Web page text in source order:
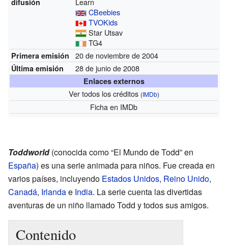
CBeebies
TVOKids
Star Utsav
TG4
Primera emisión 20 de noviembre de 2004
Última emisión 28 de junio de 2008
Enlaces externos
Ver todos los créditos (IMDb)
Fichaen IMDb
Toddworld(conocida como “El Mundo de Todd” en
España) es una serie animada para niños. Fue creada en
varios países, incluyendo Estados Unidos, Reino Unido,
Canadá, Irlandae India. La serie cuenta las divertidas
aventuras de un niño llamado Todd y todos sus amigos.
Contenido